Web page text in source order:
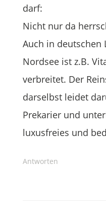
darf:
Nicht nur da
Auch in deutschen
Nordsee ist z.B.
verbreitet. Der
darselbst leidet
Prekarier und
luxusfreies und
Antworten